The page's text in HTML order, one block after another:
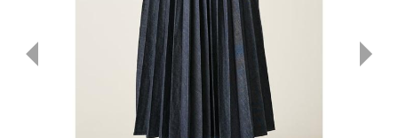
T-SHIRT : Tシャツ
KNIT : ニット
SHIRT : シャツ
OUTERS : アウター